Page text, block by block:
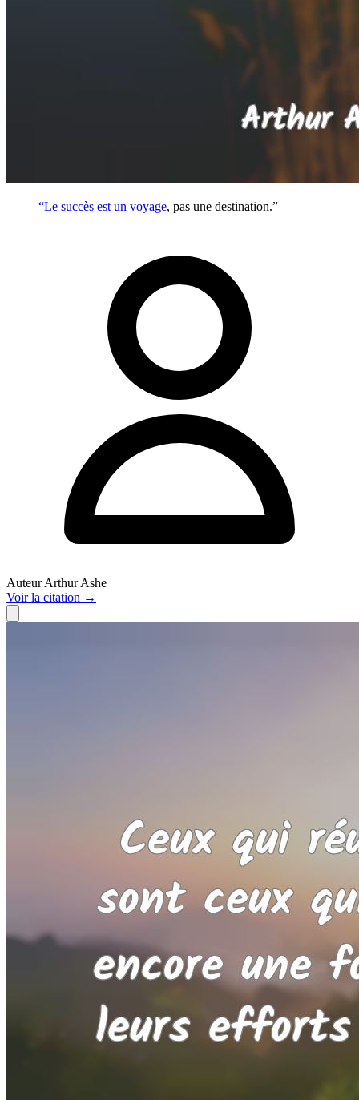
“Le succès est un voyage, pas une destination.”
Auteur Arthur Ashe
Voirla citation →